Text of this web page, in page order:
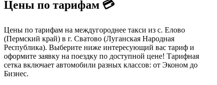
Цены по тарифам 💳
Цены по тарифам на междугороднее такси из с. Елово
(Пермский край) в г. Сватово (Луганская Народная
Республика). Выберите ниже интересующий вас тариф и
оформите заявку на поездку по доступной цене! Тарифная
сетка включает автомобили разных классов: от Эконом до
Бизнес.